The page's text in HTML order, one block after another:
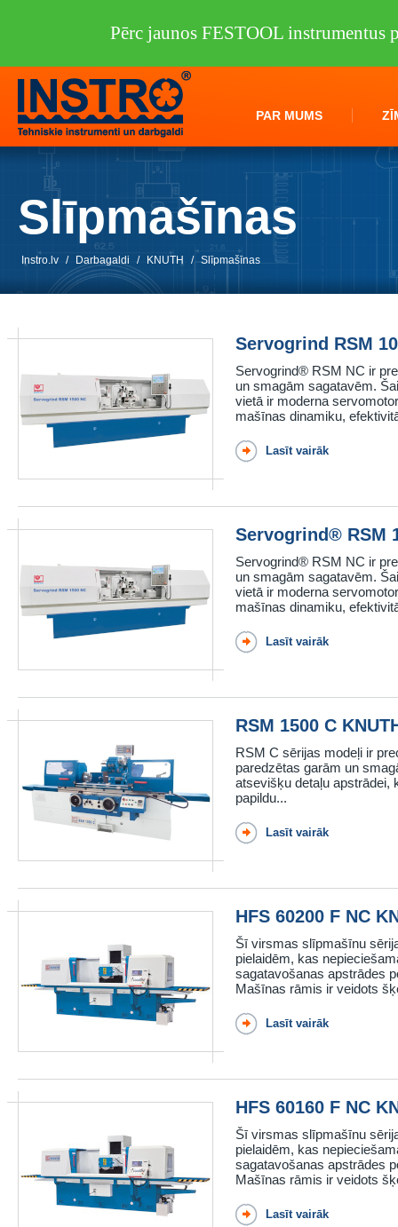
PAR MUMS
Slīpmašīnas
Instro.lv / Darbagaldi / KNUTH / Slīpmašīnas
Servogrind RSM
Servogrind® RSM NC ir
un smagām sagatavēm.
vietā ir moderna
mašīnas dinamiku,
Lasīt vairāk
Servogrind® RSM
Servogrind® RSM NC ir
un smagām sagatavēm.
vietā ir moderna
mašīnas dinamiku,
Lasīt vairāk
RSM 1500 C
RSM C sērijas modeļi ir
paredzētas garām un
atsevišķu detaļu apstrādei,
papildu...
Lasīt vairāk
HFS 60200 F NC
Šī virsmas slīpmašīnu
pielaidēm, kas
sagatavošanas apstrādes
Mašīnas rāmis ir veidots
Lasīt vairāk
HFS 60160 F NC
Šī virsmas slīpmašīnu
pielaidēm, kas
sagatavošanas apstrādes
Mašīnas rāmis ir veidots
Lasīt vairāk
Pērc jaunos FESTOOL instrumentus